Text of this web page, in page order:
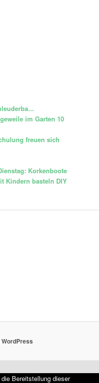
10
Korkenboote
DIY
Bereitstellung dieser